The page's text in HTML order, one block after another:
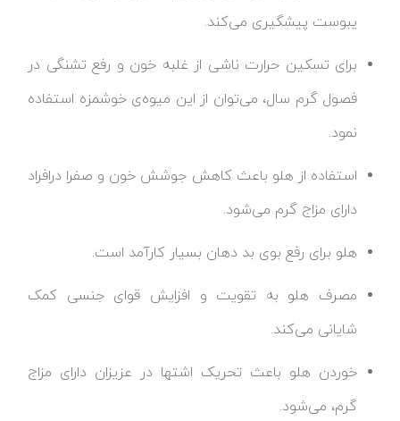
یبوست پیشگیری می‌کند.
برای تسکین حرارت ناشی از غلبه خون و رفع تشنگی در
فصول گرم سال، می‌توان از این میوه‌ی خوشمزه استفاده
نمود.
استفاده از هلو باعث کاهش جوشش خون و صفرا درافراد
دارای مزاج گرم می‌شود.
هلو برای رفع بوی بد دهان بسیار کارآمد است.
مصرف هلو به تقویت و افزایش قوای جنسی کمک
شایانی می‌کند.
خوردن هلو باعث تحریک اشتها در عزیزان دارای مزاج
گرم، می‌شود.